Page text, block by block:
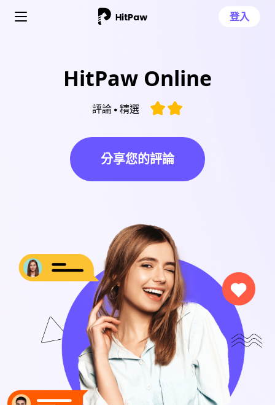
登入
HitPaw Online
評論 精選
分享您的評論